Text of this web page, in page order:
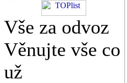
Vše za odvoz
Věnujte vše co
už